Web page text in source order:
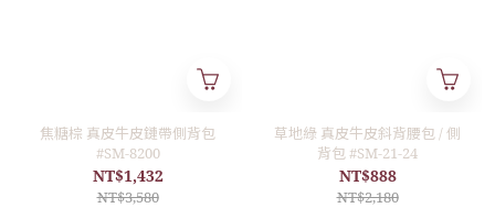
焦糖棕 真皮牛皮鏈帶側背包
#SM-8200
NT$1,432
NT$3,580
草地綠 真皮牛皮斜背腰包 / 側
背包 #SM-21-24
NT$888
NT$2,180